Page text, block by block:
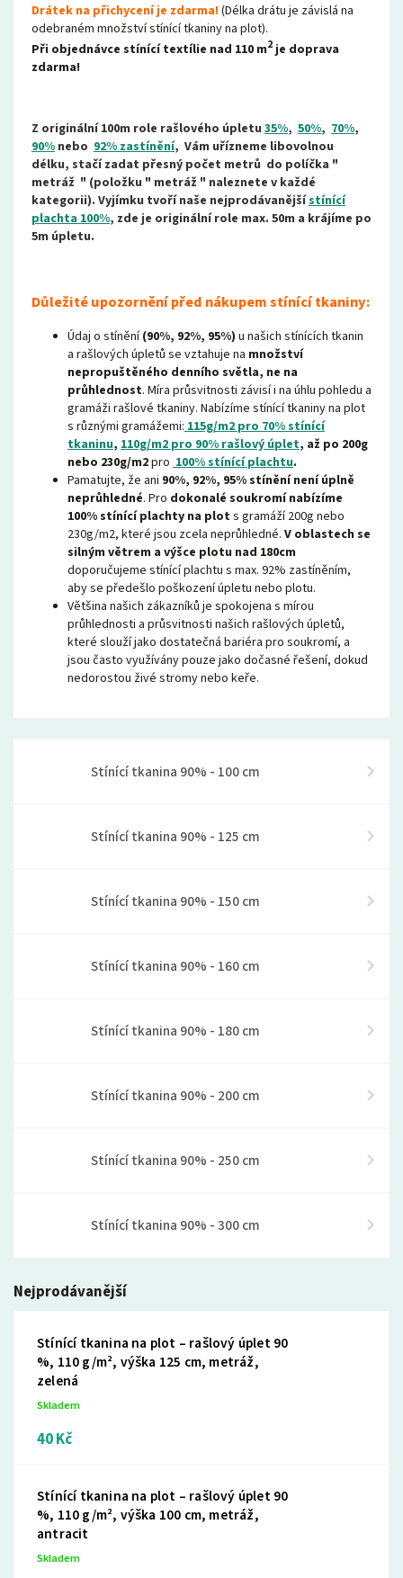
Drátek na přichycení je zdarma!(Délka drátu je závislá na
odebraném množství stínící tkaniny na plot).
Při objednávce stínící textílie nad 110 m2je doprava
zdarma!
Z originální100m role rašlového úpletu 35%, 50%, 70%,
90% nebo 92% zastínění, Vám uřízneme libovolnou
délku, stačí zadat přesný počet metrů do políčka "
metráž " (položku " metráž " naleznete v každé
kategorii). Vyjímku tvoří naše nejprodávanějšístínící
plachta 100%, zde je originální role max. 50m a krájíme po
5m úpletu.
Důležité upozornění před nákupem stínící tkaniny:
Údaj o stínění(90%, 92%, 95%) u našich stínících tkanin
a rašlových úpletů se vztahuje na množství
nepropuštěného denního světla, ne na
průhlednost. Míra průsvitnosti závisí i na úhlu pohledu a
gramáži rašlové tkaniny. Nabízíme stínící tkaniny na plot
s různými gramážemi:115g/m2 pro 70% stínící
tkaninu, 110g/m2 pro 90% rašlový úplet, až po 200g
nebo 230g/m2pro 100% stínící plachtu.
Pamatujte, že ani 90%, 92%, 95% stínění není úplně
neprůhledné. Pro dokonalé soukromí nabízíme
100% stínící plachty na plots gramáží 200g nebo
230g/m2, které jsou zcela neprůhledné. V oblastech se
silným větrem a výšce plotu nad 180cm
doporučujeme stínící plachtu s max. 92% zastíněním,
aby se předešlo poškození úpletu nebo plotu.
Většina našich zákazníků je spokojena s mírou
průhlednosti a průsvitnosti našich rašlových úpletů,
které slouží jako dostatečná bariéra pro soukromí, a
jsou často využívány pouze jako dočasné řešení, dokud
nedorostou živé stromy nebo keře.
Stínící tkanina 90% - 100 cm
Stínící tkanina 90% - 125 cm
Stínící tkanina 90% - 150 cm
Stínící tkanina 90% - 160 cm
Stínící tkanina 90% - 180 cm
Stínící tkanina 90% - 200 cm
Stínící tkanina 90% - 250 cm
Stínící tkanina 90% - 300 cm
Nejprodávanější
Stínící tkanina na plot – rašlový úplet 90
%, 110 g/m², výška 125 cm, metráž,
zelená
Skladem
40 Kč
Stínící tkanina na plot – rašlový úplet 90
%, 110 g/m², výška 100 cm, metráž,
antracit
Skladem